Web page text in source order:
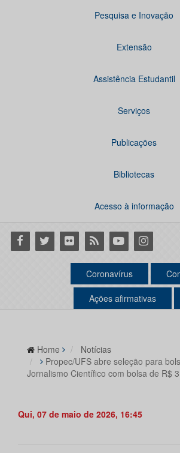
Pesquisa e Inovação
Extensão
Assistência Estudantil
Serviços
Publicações
Bibliotecas
Acesso à informação
Facebook
Twitter Flickr RSS YoutubeInstagram
Coronavírus
Ações afirmativas
Home
Notícias
Propec/UFS abre seleção para
Jornalismo Científico com bolsa de R$
Qui, 07 de maio de 2026, 16:45